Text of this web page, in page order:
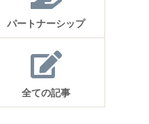
パートナーシップ
全ての記事